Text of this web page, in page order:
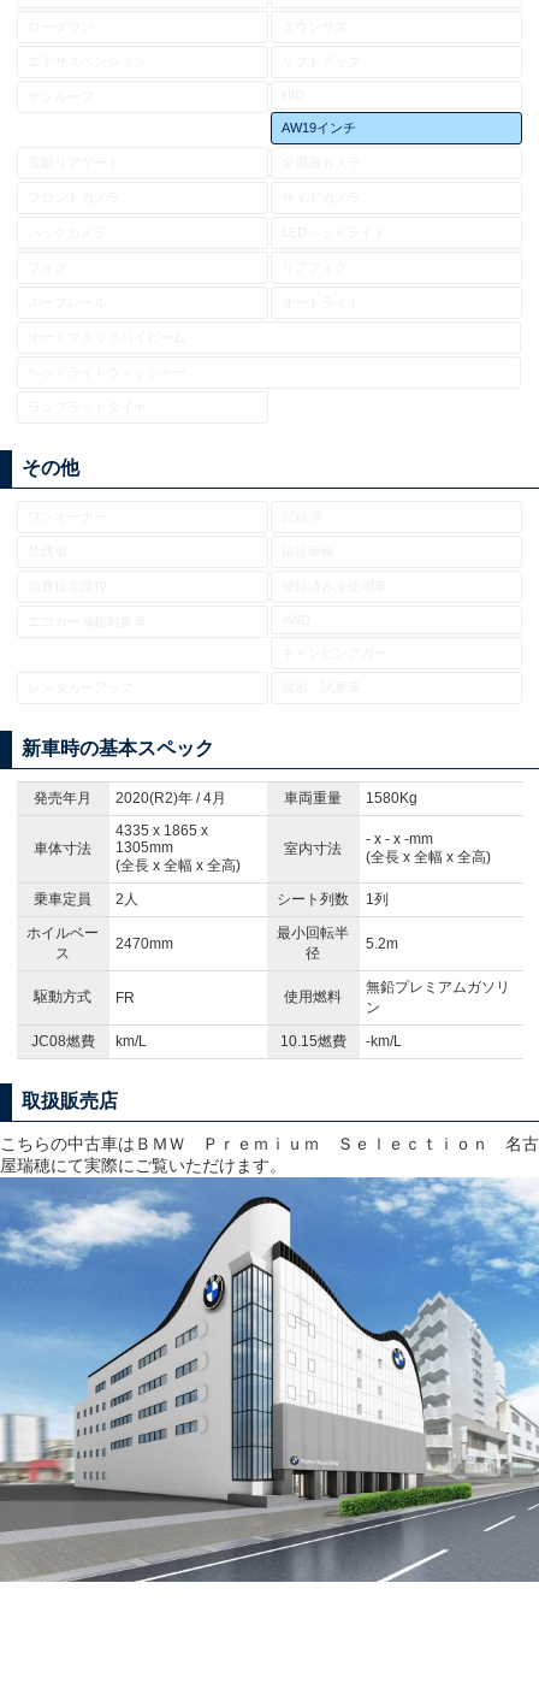
AW19インチ
その他
新車時の基本スペック
発売年月 2020(R2)年 / 4月 車両重量 1580Kg
車体寸法
4335 x 1865 x
1305mm
(全長 x 全幅 x 全高)
室内寸法
- x - x -mm
(全長 x 全幅 x 全高)
乗車定員 2人 シート列数
1列
ホイルベー
ス
2470mm
最小回転半
径
5.2m
駆動方式 FR 使用燃料
無鉛プレミアムガソリ
ン
JC08燃費
km/L 10.15燃費 -km/L
取扱販売店
こちらの中古車はＢＭＷ Ｐｒｅｍｉｕｍ Ｓｅｌｅｃｔｉｏｎ 名古
屋瑞穂にて実際にご覧いただけます。